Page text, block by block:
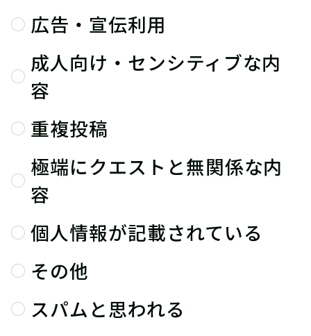
広告・宣伝利用
成人向け・センシティブな内
容
重複投稿
極端にクエストと無関係な内
容
個人情報が記載されている
その他
スパムと思われる